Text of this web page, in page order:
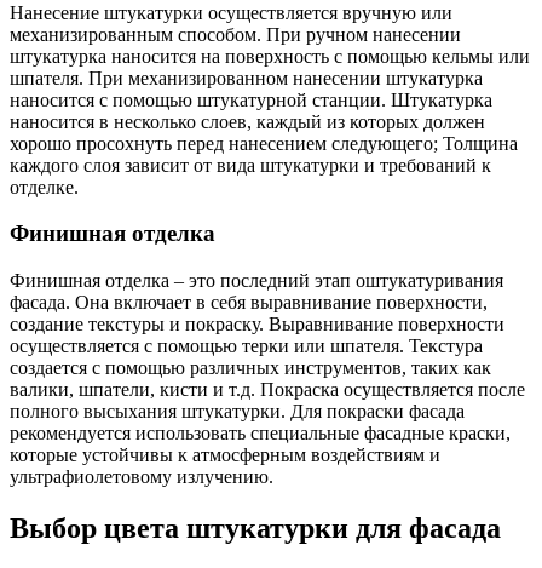
Нанесение штукатурки осуществляется вручную или
механизированным способом. При ручном нанесении
штукатурка наносится на поверхность с помощью кельмы или
шпателя. При механизированном нанесении штукатурка
наносится с помощью штукатурной станции. Штукатурка
наносится в несколько слоев, каждый из которых должен
хорошо просохнуть перед нанесением следующего; Толщина
каждого слоя зависит от вида штукатурки и требований к
отделке.
Финишная отделка
Финишная отделка – это последний этап оштукатуривания
фасада. Она включает в себя выравнивание поверхности,
создание текстуры и покраску. Выравнивание поверхности
осуществляется с помощью терки или шпателя. Текстура
создается с помощью различных инструментов, таких как
валики, шпатели, кисти и т.д. Покраска осуществляется после
полного высыхания штукатурки. Для покраски фасада
рекомендуется использовать специальные фасадные краски,
которые устойчивы к атмосферным воздействиям и
ультрафиолетовому излучению.
Выбор цвета штукатурки для фасада